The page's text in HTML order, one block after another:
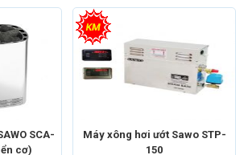
SCA-
cơ)
hơi khô
Máy xông hơi ướt Sawo STP-
150
Máy xông hơi
Máy xông hơi ướt
Xuất xứ
Việt Nam